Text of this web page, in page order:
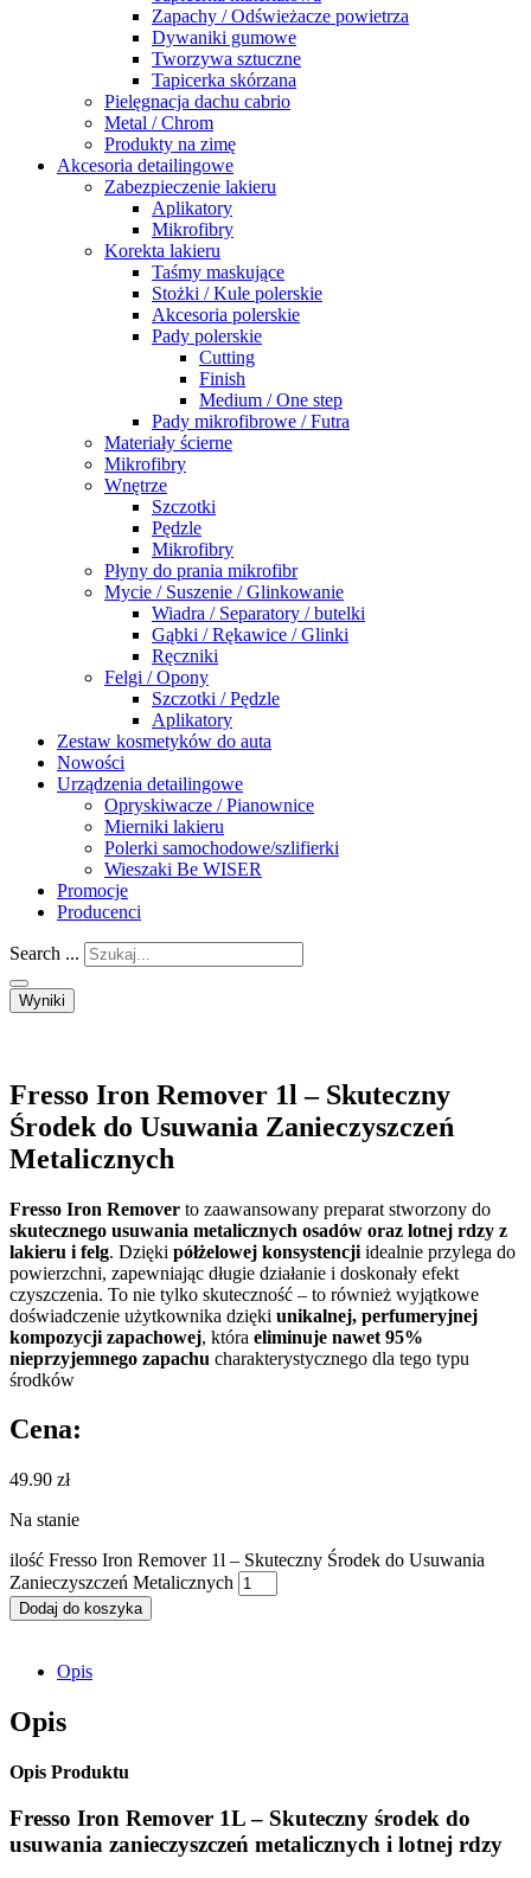
Zapachy / Odświeżacze powietrza
Dywaniki gumowe
Tworzywa sztuczne
Tapicerka skórzana
Pielęgnacja dachu cabrio
Metal / Chrom
Produkty na zimę
Akcesoria detailingowe
Zabezpieczenie lakieru
Aplikatory
Mikrofibry
Korekta lakieru
Taśmy maskujące
Stożki / Kule polerskie
Akcesoria polerskie
Pady polerskie
Cutting
Finish
Medium / One step
Pady mikrofibrowe / Futra
Materiały ścierne
Mikrofibry
Wnętrze
Szczotki
Pędzle
Mikrofibry
Płyny do prania mikrofibr
Mycie / Suszenie / Glinkowanie
Wiadra / Separatory / butelki
Gąbki / Rękawice / Glinki
Ręczniki
Felgi / Opony
Szczotki / Pędzle
Aplikatory
Zestaw kosmetyków do auta
Nowości
Urządzenia detailingowe
Opryskiwacze / Pianownice
Mierniki lakieru
Polerki samochodowe/szlifierki
Wieszaki Be WISER
Promocje
Producenci
Search ...
Wyniki
Fresso Iron Remover 1l – Skuteczny
Środek do Usuwania Zanieczyszczeń
Metalicznych
Fresso Iron Remover to zaawansowany preparat stworzony do
skutecznego usuwania metalicznych osadów oraz lotnej rdzy z
lakieru i felg. Dzięki półżelowej konsystencji idealnie przylega do
powierzchni, zapewniając długie działanie i doskonały efekt
czyszczenia. To nie tylko skuteczność – to również wyjątkowe
doświadczenie użytkownika dzięki unikalnej, perfumeryjnej
kompozycji zapachowej, która eliminuje nawet 95%
nieprzyjemnego zapachu charakterystycznego dla tego typu
środków
Cena:
49.90 zł
Na stanie
ilość Fresso Iron Remover 1l – Skuteczny Środek do Usuwania
Zanieczyszczeń Metalicznych
Dodaj do koszyka
Opis
Opis
Opis Produktu
Fresso Iron Remover 1L – Skuteczny środek do
usuwania zanieczyszczeń metalicznych i lotnej rdzy